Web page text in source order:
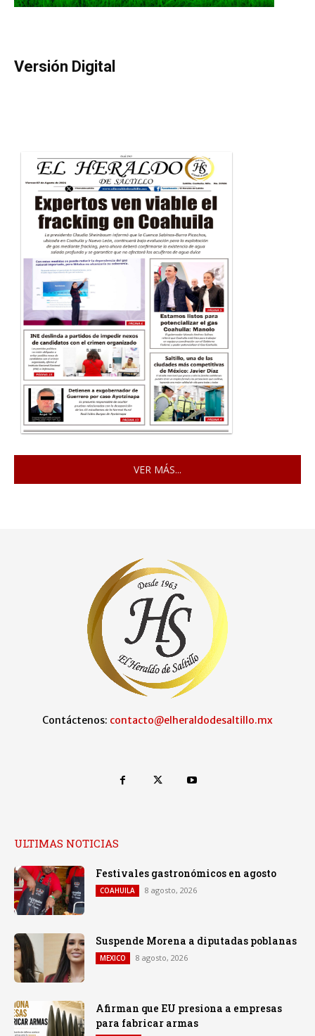
Versión Digital
VER MÁS...
Contáctenos: contacto@elheraldodesaltillo.mx
ULTIMAS NOTICIAS
Festivales gastronómicos en agosto
COAHUILA 8 agosto, 2026
Suspende Morena a diputadas poblanas
MEXICO 8 agosto, 2026
Afirman que EU presiona a empresas
para fabricar armas